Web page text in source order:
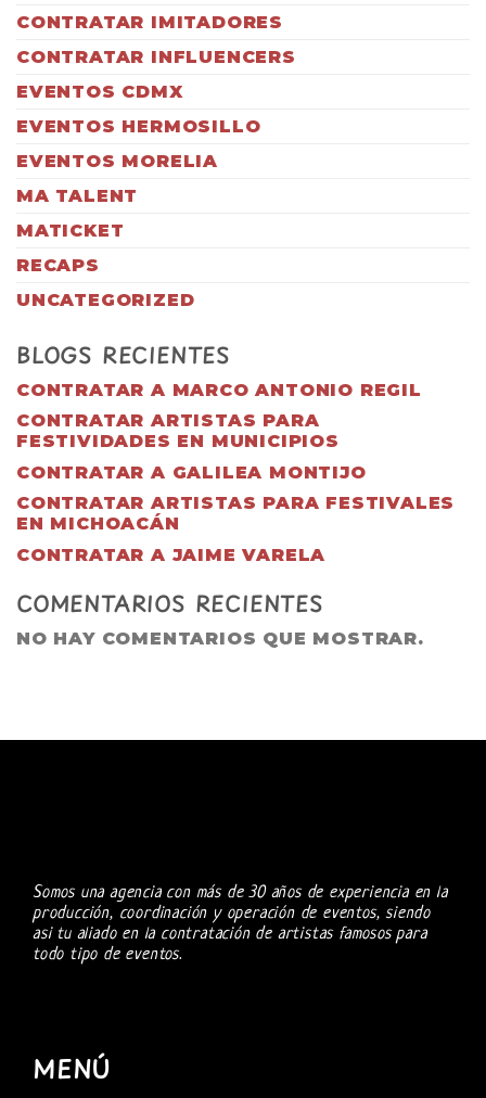
CONTRATAR IMITADORES
CONTRATAR INFLUENCERS
EVENTOS CDMX
EVENTOS HERMOSILLO
EVENTOS MORELIA
MA TALENT
MATICKET
RECAPS
UNCATEGORIZED
BLOGS RECIENTES
CONTRATAR A MARCO ANTONIO REGIL
CONTRATAR ARTISTAS PARA
FESTIVIDADES EN MUNICIPIOS
CONTRATAR A GALILEA MONTIJO
CONTRATAR ARTISTAS PARA FESTIVALES
EN MICHOACÁN
CONTRATAR A JAIME VARELA
COMENTARIOS RECIENTES
NO HAY COMENTARIOS QUE MOSTRAR.
Somos una agencia con más de 30 años de experiencia en la
producción, coordinación y operación de eventos, siendo
asi tu aliado en la contratación de artistas famosos para
todo tipo de eventos.
MENÚ